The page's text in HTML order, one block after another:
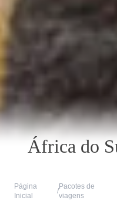
África do
Página
Inicial
/
Pacotes de
viagens